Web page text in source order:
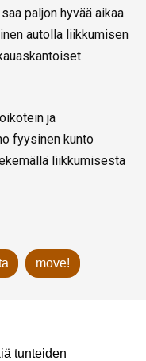
paljon hyvää aikaa.
autolla liikkumisen
ja
fyysinen kunto
liikkumisesta
move!
tunteiden